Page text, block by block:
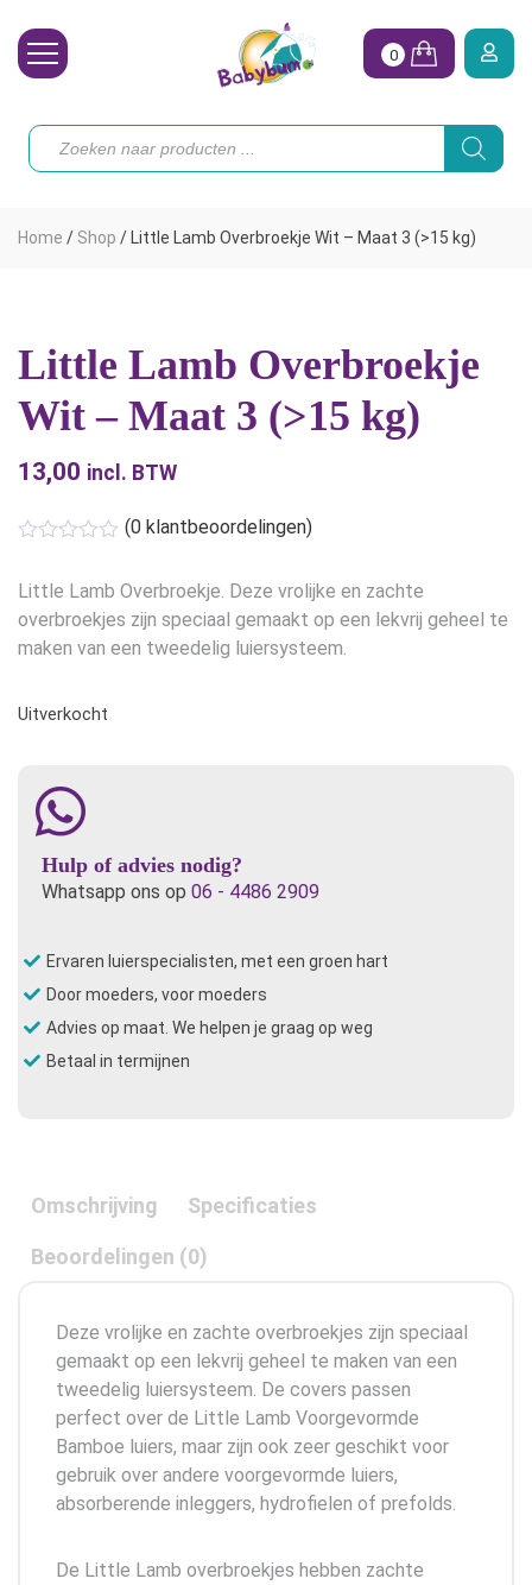
Toebehoren
Onze merken
Hoe begin ik?
0
Producten
zoeken
Home / Shop / Little Lamb Overbroekje Wit – Maat 3 (>15 kg)
Little Lamb Overbroekje
Wit – Maat 3 (>15 kg)
13,00 incl. BTW
(0 klantbeoordelingen)
Little Lamb Overbroekje. Deze vrolijke en zachte
overbroekjes zijn speciaal gemaakt op een lekvrij geheel te
maken van een tweedelig luiersysteem.
Uitverkocht
Hulp of advies nodig?
Whatsapp ons op 06 - 4486 2909
Ervaren luierspecialisten, met een groen hart
Door moeders, voor moeders
Advies op maat. We helpen je graag op weg
Betaal in termijnen
Omschrijving Specificaties
Beoordelingen (0)
Deze vrolijke en zachte overbroekjes zijn speciaal
gemaakt op een lekvrij geheel te maken van een
tweedelig luiersysteem. De covers passen
perfect over de Little Lamb Voorgevormde
Bamboe luiers, maar zijn ook zeer geschikt voor
gebruik over andere voorgevormde luiers,
absorberende inleggers, hydrofielen of prefolds.
De Little Lamb overbroekjes hebben zachte